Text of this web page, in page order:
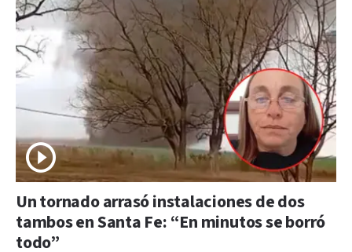
Un tornado arrasó instalaciones de dos
tambos en Santa Fe: “En minutos se borró
todo”